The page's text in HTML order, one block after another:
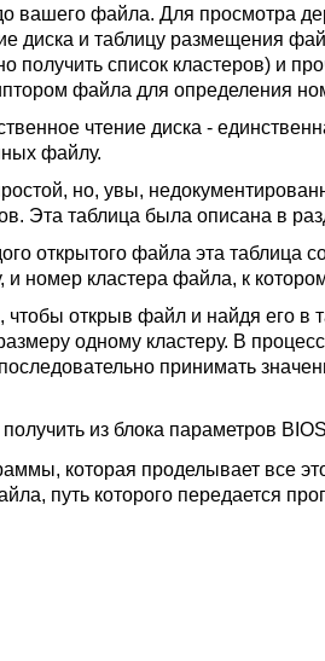
вашего файла. Для просмотра
диска и таблицу размещения
получить список кластеров) и
файла для определения
чтение диска -
файлу.
но, увы,
Эта таблица была описана в
открытого файла эта таблица
и номер кластера файла, к
чтобы открыв файл и найдя его в
одному кластеру. В
последовательно принимать
из блока параметров BIOS
которая проделывает все
путь которого передается